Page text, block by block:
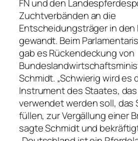
FN und den
Zuchtverbänden an die
Entscheidungsträger in den
gewandt. Beim
gab es Rückendeckung von
Schmidt. „Schwierig wird es
Instrument des Staates,
verwendet werden soll, das
füllen, zur Vergällung einer
sagte Schmidt und